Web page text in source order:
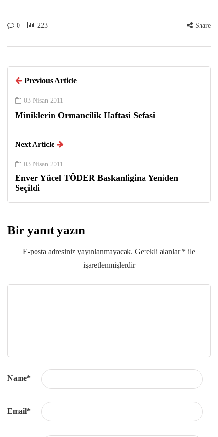
0 223 Share
Previous Article
03 Nisan 2011
Miniklerin Ormancilik Haftasi Sefasi
Next Article
03 Nisan 2011
Enver Yücel TÖDER Baskanligina Yeniden
Seçildi
Bir yanıt yazın
E-posta adresiniz yayınlanmayacak. Gerekli alanlar * ile
işaretlenmişlerdir
Name*
Email*